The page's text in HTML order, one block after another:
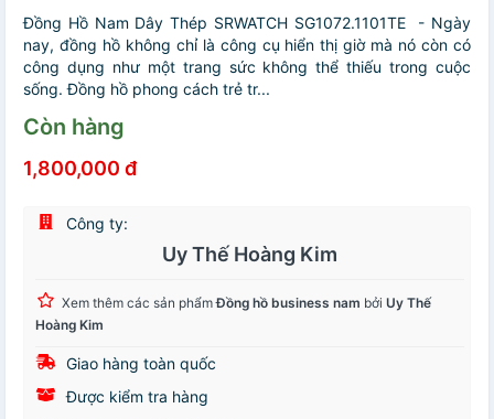
Đồng Hồ Nam Dây Thép SRWATCH SG1072.1101TE - Ngày
nay, đồng hồ không chỉ là công cụ hiển thị giờ mà nó còn có
công dụng như một trang sức không thể thiếu trong cuộc
sống. Đồng hồ phong cách trẻ tr...
Còn hàng
1,800,000 đ
Công ty:
Uy Thế Hoàng Kim
Xem thêm các sản phẩmĐồng hồ business nam bởi Uy Thế
Hoàng Kim
Giao hàng toàn quốc
Được kiểm tra hàng